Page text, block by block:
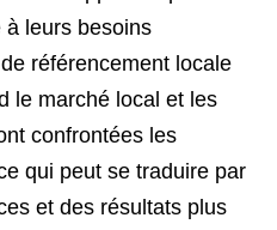
à leurs besoins
référencement locale
le marché local et les
confrontées les
qui peut se traduire par
et des résultats plus